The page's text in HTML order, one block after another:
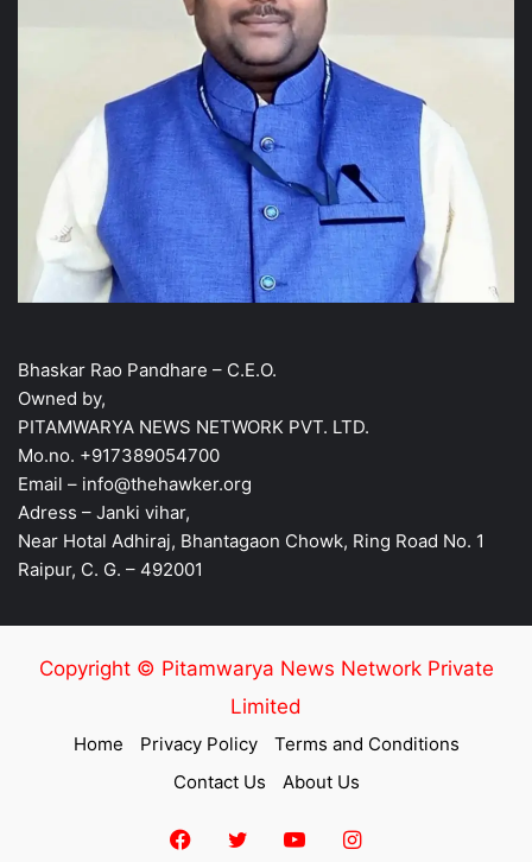
Bhaskar Rao Pandhare – C.E.O.
Owned by,
PITAMWARYA NEWS NETWORK PVT. LTD.
Mo.no. +917389054700
Email – info@thehawker.org
Adress – Janki vihar,
Near Hotal Adhiraj, Bhantagaon Chowk, Ring Road No. 1
Raipur, C. G. – 492001
Copyright © Pitamwarya News Network Private
Limited
Home Privacy Policy
Terms and Conditions
Contact Us
About Us
Facebook
TwitterYouTubeInstagram